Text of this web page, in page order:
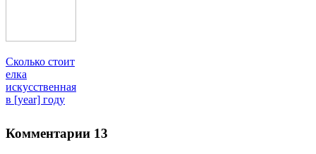
Сколько стоит
елка
искусственная
в [year] году
Комментарии 13